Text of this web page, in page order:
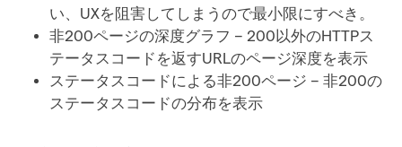
い、UXを阻害してしまうので最小限にすべき。
非200ページの深度グラフ – 200以外のHTTPス
テータスコードを返すURLのページ深度を表示
ステータスコードによる非200ページ – 非200の
ステータスコードの分布を表示